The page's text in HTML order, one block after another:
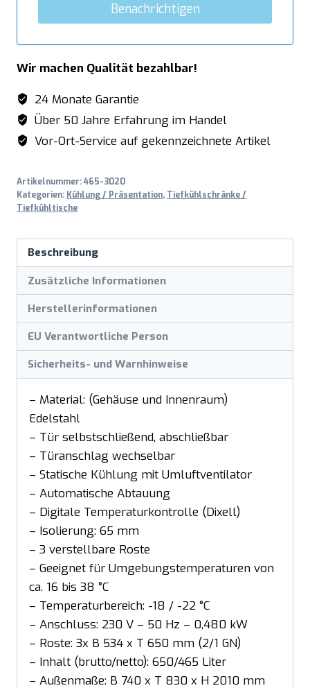
Benachrichtigen
Wir machen Qualität bezahlbar!
24 Monate Garantie
Über 50 Jahre Erfahrung im Handel
Vor-Ort-Service auf gekennzeichnete Artikel
Artikelnummer:465-3020
Kategorien: Kühlung / Präsentation, Tiefkühlschränke /
Tiefkühltische
Beschreibung
Zusätzliche Informationen
Herstellerinformationen
EU Verantwortliche Person
Sicherheits- und Warnhinweise
– Material: (Gehäuse und Innenraum)
Edelstahl
– Tür selbstschließend, abschließbar
– Türanschlag wechselbar
– Statische Kühlung mit Umluftventilator
– Automatische Abtauung
– Digitale Temperaturkontrolle (Dixell)
– Isolierung: 65 mm
– 3 verstellbare Roste
– Geeignet für Umgebungstemperaturen von
ca. 16 bis 38 °C
– Temperaturbereich: -18 / -22 °C
– Anschluss: 230 V – 50 Hz – 0,480 kW
– Roste: 3x B 534 x T 650 mm (2/1 GN)
– Inhalt (brutto/netto): 650/465 Liter
– Außenmaße: B 740 x T 830 x H 2010 mm